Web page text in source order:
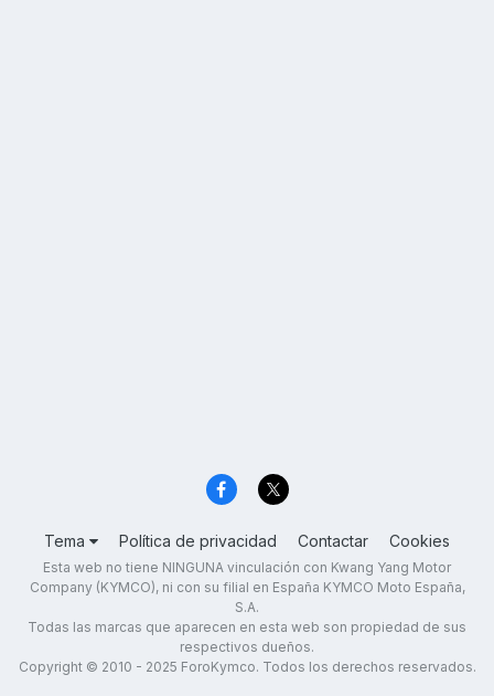
Tema Política de privacidad Contactar Cookies
Esta web no tiene NINGUNA vinculación con Kwang Yang Motor
Company (KYMCO), ni con su filial en España KYMCO Moto España,
S.A.
Todas las marcas que aparecen en esta web son propiedad de sus
respectivos dueños.
Copyright © 2010 - 2025 ForoKymco. Todos los derechos reservados.